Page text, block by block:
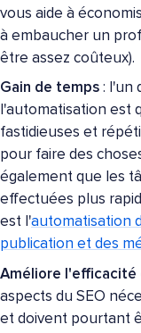
vous aide à
à embaucher un
être assez coûteux).
Gain de temps : l'un
l'automatisation est
fastidieuses et
pour faire des
également que les
effectuées plus
est l'automatisation
publication et des
Améliore l'efficacité
aspects du SEO
et doivent pourtant